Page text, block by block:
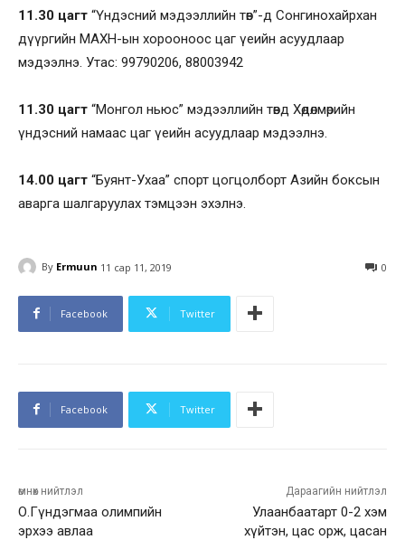
11.30 цагт “Үндэсний мэдээллийн төв”-д Сонгинохайрхан
дүүргийн МАХН-ын хорооноос цаг үеийн асуудлаар
мэдээлнэ. Утас: 99790206, 88003942
11.30 цагт “Монгол ньюс” мэдээллийн төвд Хөдөлмөрийн
үндэсний намаас цаг үеийн асуудлаар мэдээлнэ.
14.00 цагт “Буянт-Ухаа” спорт цогцолборт Азийн боксын
аварга шалгаруулах тэмцээн эхэлнэ.
By Ermuun 11 сар 11, 2019 0
Facebook Twitter
Facebook Twitter
өмнөх нийтлэл
О.Гүндэгмаа олимпийн
эрхээ авлаа
Дараагийн нийтлэл
Улаанбаатарт 0-2 хэм
хүйтэн, цас орж, цасан